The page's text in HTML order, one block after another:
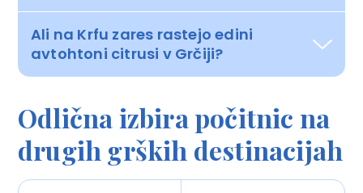
Ali na Krfu zares rastejo edini
avtohtoni citrusi v Grčiji?
Odlična izbira počitnic na
drugih grških destinacijah